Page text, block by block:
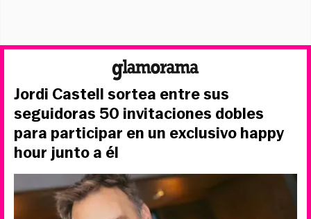
Jordi Castell sortea entre sus
seguidoras 50 invitaciones dobles
para participar en un exclusivo happy
hour junto a él